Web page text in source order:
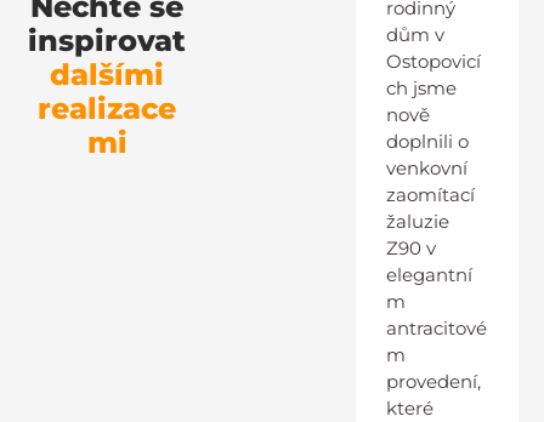
Nechte se
inspirovat
dalšími
realizace
mi
rodinný
dům v
Ostopovicí
ch jsme
nově
doplnili o
venkovní
zaomítací
žaluzie
Z90 v
elegantní
m
antracitové
m
provedení,
které